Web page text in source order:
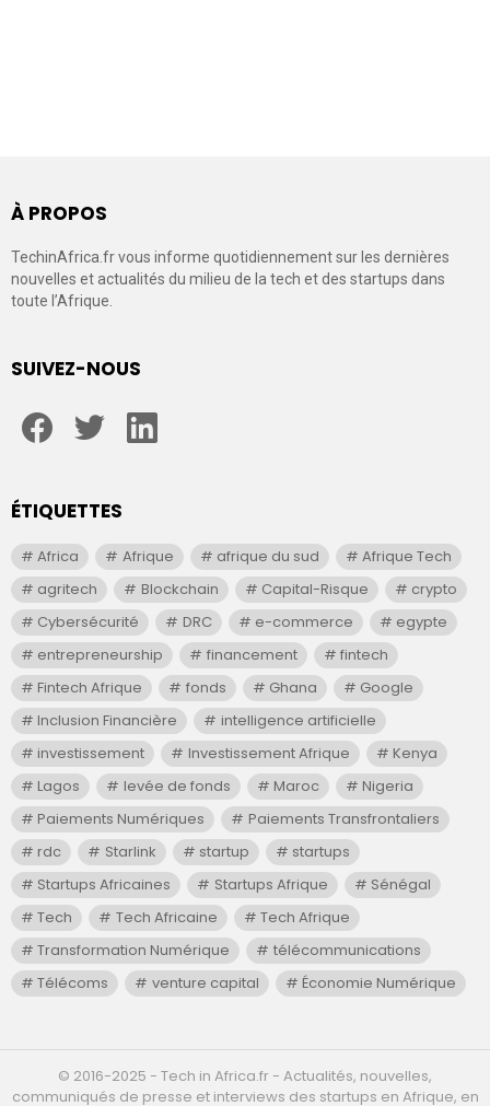
À PROPOS
TechinAfrica.fr vous informe quotidiennement sur les dernières
nouvelles et actualités du milieu de la tech et des startups dans
toute l’Afrique.
SUIVEZ-NOUS
ÉTIQUETTES
Africa Afrique afrique du sud
Afrique Tech
agritech
Blockchain Capital-Risque
crypto
Cybersécurité
DRC e-commerce
egypte
entrepreneurship
financement
fintech
Fintech Afrique
fonds Ghana
Google
Inclusion Financière
intelligence artificielle
investissement
Investissement Afrique
Kenya
Lagos
levée de fonds Maroc
Nigeria
Paiements Numériques
Paiements Transfrontaliers
rdc
Starlink startup
startups
Startups Africaines
Startups Afrique
Sénégal
Tech
Tech Africaine
Tech Afrique
Transformation Numérique
télécommunications
Télécoms
venture capital Économie Numérique
©️ 2016-2025 - Tech in Africa.fr - Actualités, nouvelles,
communiqués de presse et interviews des startups en Afrique, en